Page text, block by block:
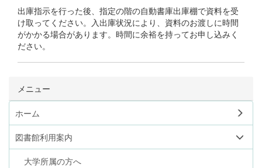
出庫指示を行った後、指定の階の自動書庫出庫棚で資料を受
け取ってください。入出庫状況により、資料のお渡しに時間
がかかる場合があります。時間に余裕を持ってお申し込みく
ださい。
メニュー
ホーム
図書館利用案内
大学所属の方へ